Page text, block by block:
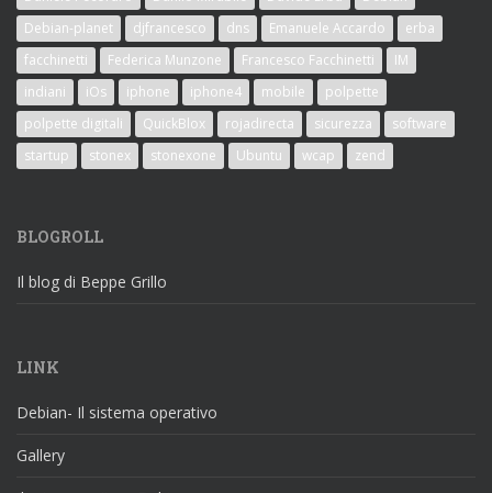
Debian-planet
djfrancesco dns Emanuele Accardo
erba
facchinetti
Federica Munzone Francesco Facchinetti
IM
indiani
iOs iphone iphone4 mobile
polpette
polpette digitali
QuickBlox rojadirecta sicurezza
software
startup
stonex stonexone Ubuntu wcap zend
BLOGROLL
Il blog di Beppe Grillo
LINK
Debian- Il sistema operativo
Gallery